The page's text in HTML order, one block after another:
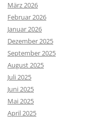
März 2026
Februar 2026
Januar 2026
Dezember 2025
September 2025
August 2025
Juli 2025
Juni 2025
Mai 2025
April 2025